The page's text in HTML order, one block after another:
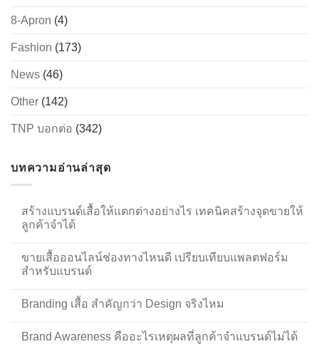
8-Apron (4)
Fashion (173)
News (46)
Other (142)
TNP บอกต่อ (342)
บทความอ่านล่าสุด
สร้างแบรนด์เสื้อให้แตกต่างอย่างไร เทคนิคสร้างจุดขายให้
ลูกค้าจำได้
ขายเสื้อออนไลน์ช่องทางไหนดี เปรียบเทียบแพลตฟอร์ม
สำหรับแบรนด์
Branding เสื้อ สำคัญกว่า Design จริงไหม
Brand Awareness คืออะไรเหตุผลที่ลูกค้าจำแบรนด์ไม่ได้